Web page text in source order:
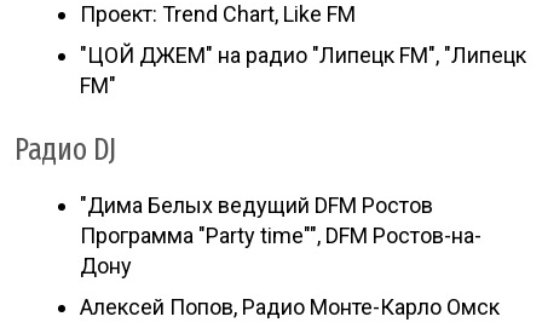
Проект: Trend Chart, Like FM
"ЦОЙ ДЖЕМ" на радио "Липецк FM", "Липецк
FM"
Радио DJ
"Дима Белых ведущий DFM Ростов
Программа "Party time"", DFM Ростов-на-
Дону
Алексей Попов, Радио Монте-Карло Омск